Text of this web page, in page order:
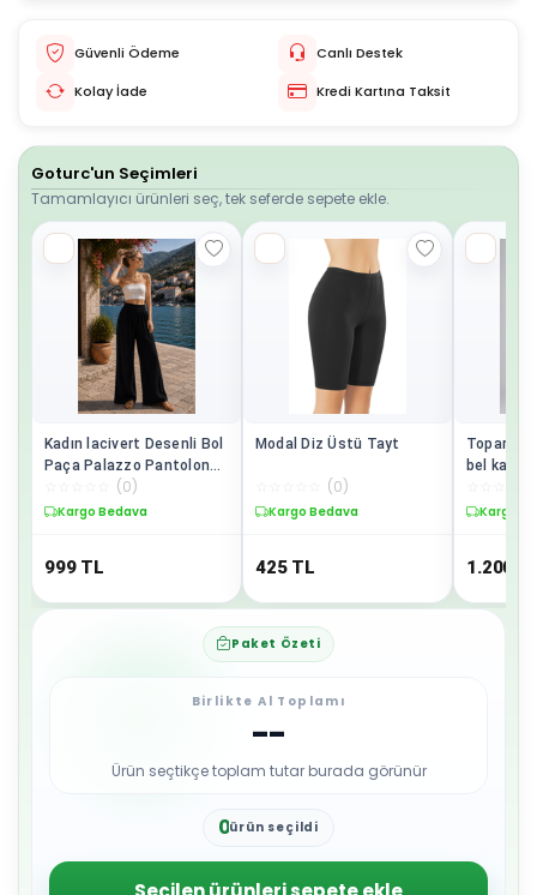
Güvenli Ödeme
Canlı Destek
Kolay İade
Kredi Kartına Taksit
Goturc'un Seçimleri
Tamamlayıcı ürünleri seç, tek seferde sepete ekle.
Kadın lacivert Desenli Bol
Paça Palazzo Pantolon
Yüksek Bel Rahat Kesim
(0)
Kargo Bedava
999 TL
Modal Diz Üstü Tayt
(0)
Kargo Bedava
425 TL
bel kadın
Kargo
1.200
Paket Özeti
Birlikte Al Toplamı
--
Ürün seçtikçe toplam tutar burada görünür
0
2
3
ürün seçildi